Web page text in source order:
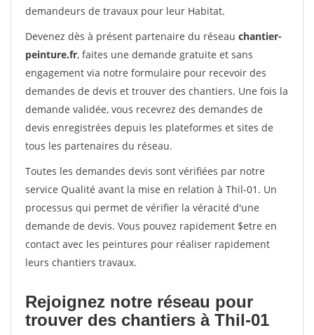
demandeurs de travaux pour leur Habitat.
Devenez dès à présent partenaire du réseau chantier-
peinture.fr, faites une demande gratuite et sans
engagement via notre formulaire pour recevoir des
demandes de devis et trouver des chantiers. Une fois la
demande validée, vous recevrez des demandes de
devis enregistrées depuis les plateformes et sites de
tous les partenaires du réseau.
Toutes les demandes devis sont vérifiées par notre
service Qualité avant la mise en relation à Thil-01. Un
processus qui permet de vérifier la véracité d'une
demande de devis. Vous pouvez rapidement $etre en
contact avec les peintures pour réaliser rapidement
leurs chantiers travaux.
Rejoignez notre réseau pour
trouver des chantiers à Thil-01